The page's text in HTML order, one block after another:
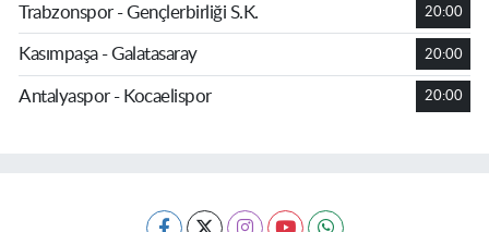
Trabzonspor - Gençlerbirliği S.K. 20:00
Kasımpaşa - Galatasaray 20:00
Antalyaspor - Kocaelispor 20:00